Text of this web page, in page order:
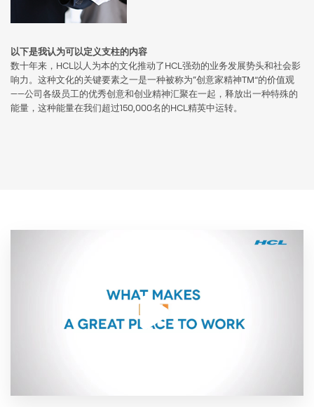
以下是我认为可以定义支柱的内容
数十年来，HCL以人为本的文化推动了HCL强劲的业务发展势头和社会影
响力。这种文化的关键要素之一是一种被称为“创意家精神TM”的价值观
——公司各级员工的优秀创意和创业精神汇聚在一起，释放出一种特殊的
能量，这种能量在我们超过150,000名的HCL精英中运转。